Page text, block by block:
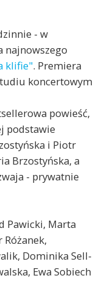
- w
najnowszego
klifie". Premiera
koncertowym
powieść,
podstawie
i Piotr
Brzostyńska, a
- prywatnie
Pawicki, Marta
Dominika Sell-
Ewa Sobiech